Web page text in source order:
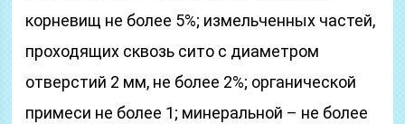
корневищ не более 5%; измельченных частей,
проходящих сквозь сито с диаметром
отверстий 2 мм, не более 2%; органической
примеси не более 1; минеральной – не более